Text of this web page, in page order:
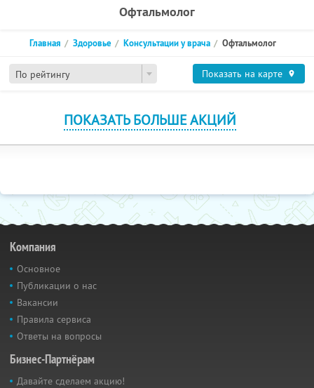
Офтальмолог
По рейтингу
Главная Здоровье Консультации у врача Офтальмолог
Показать на карте
ПОКАЗАТЬ БОЛЬШЕ АКЦИЙ
Компания
Основное
Публикации о нас
Вакансии
Правила сервиса
Ответы на вопросы
Бизнес-Партнёрам
Давайте сделаем акцию!